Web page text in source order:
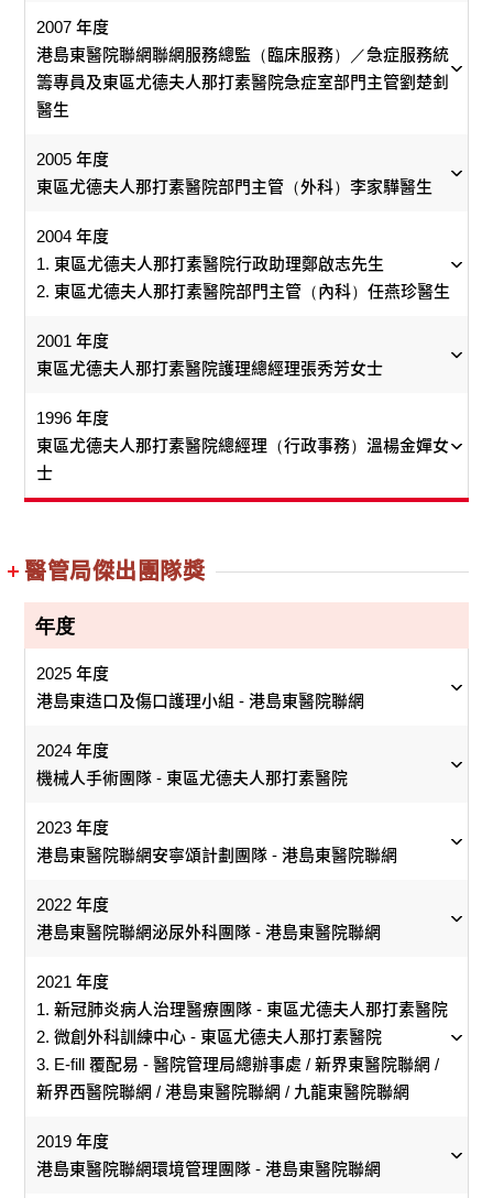
護士出身的梁翠瑩，90年代完成助產士課程後，便在
1993年加入東區醫院當婦產科「開荒牛」，其後在
1996年協助該院開展半私家病房服務，直至2003年
「沙士」爆發，半私家病房轉型為「沙士」病房，她
帶著團隊走到抗疫前線。「沙士」過後，半私家病房
沒有重開服務，翠瑩被安排至急症內科病房工作。
突然「空降」到內科擔任護士長，難免被人質疑其能
力，翠瑩坦言，「我在內科工作的三年，最難忘首三
技巧。」面對苦日子，她緊記「用心」和「承擔」來
跨過難關。「我記得當年的午飯時間，全用來『刨
過徹夜不眠細閱新型號呼吸機的說明書，當醫生提問
如何使用時，唯我能即時作出正確示範。」翠瑩肯學
也逐漸接受這位「外行人」。
2007年，翠瑩重返婦產科協助開展私家病房的服務，
到2020年再次帶著團隊迎戰2019冠狀病毒病。回首過
去，在內科工作的歲月是翠瑩人生的轉捩點，昔日在
「優秀領袖」，家人眼中的「晶瑩翡翠」。
為，服務模式要因時制宜，譬如從前公立醫院一床難
求，30年後的今天，日間服務成為新趨勢，故不能只
停留於「加床加人」的階段，還要思考如何將有限資
源發揮最大的作用，這就是資源「再造」。
服務模式要改進，人的思維也要進步。他說：「以前
我學醫是師徒制，做手術時多數跟師傅的做法；不
過，現今的年輕醫生都會自行在網上找案例，主動提
出疑問，我也要不斷學習，才能與他們有交流，達至
教學相長。」
高醫生亦很重視團隊合作，聆聽不同崗位同事的意
見，以突破固有思維。以他負責統籌的港島東眼科服
打素醫院和東華東院各自安排合適的白內障病人進行
日間手術和處理住院個案，但前線同事卻主動提出由
政和資訊科技同事的支援，可避免出現重複或遺漏跟
暢。我覺得這個方法比我的還好，因為我未必很了解
最前線運作，所以聆聽同事意見是很重要的，計劃預
計在今年第三季實施。」
護士學校教書逾十年，後來轉至東區尤德夫人那打素醫院
婦產科，重拾前線工作。2007年她重執教鞭，於當時的護
校教導登記護士，直至2011年出任部門運作經理一職至
今。
回想過往職涯點滴，她很高興有機會在前線照顧病人、在
護校培育下一代助產士和在幕後規劃婦產科部門的未來發
展，當中尤以教書的歲月最令她回味。記得有次在護校周
會分享生活瑣事，說自己當時為減壓，偶然買餸後會到住
所附近的遊戲機中心玩一會才回家，後來不時有同事（當
讓她明白生活交流有助建立師生關係，是教導的好方法。
不過，她笑言，自己倒希望學生記得當年的教導，再傳給
在助產士的專業上，梁慧玲說：「將經驗傳給下一代固然
重要，但當白衣天使的態度和精神亦不可缺，因此我常跟
學生和同事說，新生命的誕生對家庭來說是非常重要的經
助產士在準媽媽懷孕至生育的旅程中，扮演相當重要的角
色，給父母美好和難忘經歷至為重要。」
「好的精神科醫生就像偵探，要全面了解病人的背景、內
心世界和病徵等，再與病人多聊天、多溝通，才能綜合所
有資料作出分析，對症下藥。」鄧麗華醫生說。
鄧醫生深信，精神病康復者不只需要臨床治療，地區支援
同樣重要，因此，90年代後期開始積極在地區開拓精神科
案。她說，近年精神科服務發展趨向以社區為本的治療。
醫管局已加強支援社區內的精神病患者，與社會福利署資
助的精神健康綜合社區中心合作，協助精神病患者和復康
人士融入社區生活，並及早識別有風險的個案，提供適時
的支援。她同時強調為住院病人訂立「復元為本」計劃，
行醫35年，她最初鍾情內科，後來因緣際會，與精神科結
下不解緣。她自2005年起擔任多項要職，包括東區尤德夫
人那打素醫院精神科部門主管、港島東醫院聯網精神健康
動醫社合作、與團隊及社區伙伴共同拓展「復元」理念
等。她領導團隊「度蹺」開展各項服務計劃，成績卓越，
在2005年奪得東區醫院的傑出團隊獎，2006年和2010年獲
退休在即的鄧醫生，由始而終都有個簡單心願，就是希望
香港成為精神健康友善社會，多方攜手消除誤解及標籤，
讓需要精神健康支援的人活出豐盛人生。
東區尤德夫人那打素醫院部門主管（深切治療科）殷榮華
今年傑出員工之一的殷榮華醫生，是位極具親和力的主
德夫人那打素醫院，擔任深切治療科部門主管至今。多年
來，個人和團隊獲獎無數，他曾帶領團隊在2016年憑「病
人家屬滿意度增進計劃」獲得醫管局優異團隊獎。
建立一支齊心的團隊是主管的重要工作，說易行難，但殷
醫生卻做到了。他為同事締造和諧的工作環境，亦憑其親
和力，令同事與他有商有量，「我相信要與同事關係良
好，將他們凝聚在一起，他們才敢說出自己想法和接納我
的意見。」
足。殷醫生解釋：「深切治療部的病人上一秒可以好端
端，下一秒有可能突然變差，所以團隊要有很好的默契，
隨時為病人提供最適切的治療；而我們的交更會，早午各
一次，風雨不改。近年，我在早上時段加插讀書會，由年
資較淺的醫生分享一篇醫學文章，即場接受提問，希望提
升醫護質素。」
回顧過去，他最難忘2009年豬流感時，試行向內科借用體
外膜氧合機（人工心肺機）治療肺衰竭病人。結果，由
2009年10月至2010年8月，成功救回十多名病人，之後其
他醫院亦相繼仿傚。
另外，殷醫生和同事早年積極爭取在公立醫院設置高壓
艙，讓患有漁夫病、一氧化碳中毒、糖尿病傷口、壞死性
療，改善病況。今年，他的願望終於實現，年初公立醫院
首部高壓艙在東區醫院安裝，目前在測試階段，預計今年
可投入服務。
東區尤德夫人那打素醫院總醫院管事梁洪寬先生
每位成功男人背後都有一個女人，而一間成功醫院背後，
就要有位出色的管事，才能把醫院打理得頭頭是道。總醫
院管事梁洪寬（寬哥）正是東區尤德夫人那打素醫院背後
寬哥在1985年入職醫院事務署，當1991年醫管局成立時，
構，所以就轉入醫管局，並於1993年加入東區醫院，「一
腳踢」負責管理清潔部、院內外運輸、保安部和維修部等
約100名員工。
當時行政總經理建議的「預防維修保養計劃」，每月與支
抽風設備等，確保運作正常，若發現異樣，立即處理，避
免日後維修需時而影響病房服務。(2) 1998年於管事部辦
公室成立 一站式支援服務控制室，將清潔、運輸、保安監
控系统、鎖匙管理系統、宿舍管理等支援服務，集中於管
提高環境安全。
心工作，做管事都可以是一份好有意義的工作。最難忘是
在2000年2月28日，東座3樓的精神科病房發現炸彈一事。
當時警方評估，要立即疏散約400名二至四樓的病人和同
事，最困難是要疏散禁閉式病房的精神病人到天台，既不
現的失控行為。幸好，各同事齊心協力，順利疏散所有
人，讓警方引爆炸彈，有驚無險。」
寬哥將青春奉獻給東區醫院，也從東區醫院覓得一位賢
妻。話說寬哥當年因工作關係認識了任宿舍舍監的太太，
東區尤德夫人那打素醫院殮房主任林慶權先生
得到醫生講解生物及人體解剖等知識，從而對理科產生興
趣，故此每當殮房主任放假，他都請纓替假；亦因這份主
「我有宗教信仰，對鬼神從來就覺得沒有甚麼可怕，平時
工作我常是最後離開殮房的一個。」東區尤德夫人那打素
醫院臨床病理學部殮房主任林慶權說，「更重要的是，這
務，同時協調港島東聯網的殮房服務。
在殮房工作，面對不少離別的悲傷，林慶權盡量想辦法讓
逝者家人早日釋懷，亦減低逝者家人處理親人身後事上耗
「永寧軒」禮堂服務，讓死者家人免費借用舉行送別儀
式；其後再在前年設立「釋懷室」，供遺屬陪伴及瞻仰逝
的一份安慰。
射頻辨識系統」，令辨認遺體多一重保障，亦可適時掌握
遺體的存放量。至今已有12間醫院採用這個系統。
回望過去的工作，令林慶權感到高興的是年輕人對殮房的
工作逐漸接受，「 以往很多人會認為，只有年紀大或學歷
低的人才到殮房做事。但在我們這裡工作的職員，平均年
齡只是30多歲，最年輕的是23歲，而所有殮房服務員及助
2007 年度
港島東醫院聯網聯網服務總監（臨床服務）／急症服務統
籌專員及東區尤德夫人那打素醫院急症室部門主管劉楚釗
醫生
港島東醫院聯網聯網服務總監（臨床服務）／急症服務統
籌專員及東區尤德夫人那打素醫院急症室部門主管劉楚釗
醫生
劉楚釗醫生致力為病人提供全人治療，他在急症專科、醫
為追求卓越的專業質素和發展，劉醫生為急症科的醫護人
溝通技巧課程。為提升急症室的服務質素，他與有關部門
作出協調，擬定一套跨科別和具效率的災難緊急應變計
劃，並制定推行共同常規，以減少不必要的急症室覆診和
劉醫生「隨時候命」的積極工作態度，也常在非臨床的環
外，他也在政府飛行服務隊內擔當高級飛行醫生，也動員
其他志願醫生及護士與飛行服務隊合作，義務提供醫療服
的拯救行動，並向受南亞海嘯影響的港人提供援助。劉醫
生鍥而不捨、救急扶危的精神，充分彰顯了醫生的高度專
2005 年度
東區尤德夫人那打素醫院部門主管（外科）李家驊醫生
東區尤德夫人那打素醫院部門主管（外科）李家驊醫生
1月創立全球首間綜合內鏡微創手術室，使微創外科手術
發展更跨一大步。
的專業團隊。他十分重視同事的事業發展，致力培訓他
們，並讓他們積極參與研究工作。李醫生出色的工作表
現，為同事、病人、社會大眾，以至國際醫療業所敬重。
2004 年度
1. 東區尤德夫人那打素醫院行政助理鄭啟志先生
2. 東區尤德夫人那打素醫院部門主管（內科）任燕珍醫生
1.
東區尤德夫人那打素醫院行政助理鄭啟志先生
縱使阿志的職位是行政助理，但他的工作量及表現遠
遠超越一位行政助理的要求。阿志非常能幹，能夠同
時管理醫療視聽製作部及微切口外科訓練中心事務。
他亦善於操控各種視聽器材及掌握有關最新科技，他
態度深得醫院同事愛戴。
2.
東區尤德夫人那打素醫院部門主管（內科）任燕珍醫
任醫生為醫療界付出極大貢獻，她對工作的投入是毋
容置疑。她勇於承擔各項資源管理先導計劃，並善於
培訓同事，為同僚樹立好榜樣。在「沙士」期間憑著
帶領他們以永不言倦的精神共渡困境。
2001 年度
東區尤德夫人那打素醫院護理總經理張秀芳女士
東區尤德夫人那打素醫院護理總經理張秀芳女士
張女士建立「矜憫為懷」的護理文化，對增強員工培訓及
及效率，以配合不同部門的運作。她提倡關懷病人及善於
在困難時刻下善用資源。在她的推動下，東區醫院護理同
革。近年她的護理職系更成功取得ISO 9002証書。
1996 年度
東區尤德夫人那打素醫院總經理（行政事務）溫楊金嬋女
士
溫女士可說是「領導文化、屢創佳績」的典範。溫女士成
功改變了下屬的工作文化和心態，促使他們視前線同事為
顧客，從而提供以客為尊的行政服務。這文化更發揚光
大，推動其它同事為病人提供優質的醫療護理。她領導所
醫管局傑出團隊獎
年度
2025 年度
港島東造口及傷口護理小組 - 港島東醫院聯網
港島東造口及傷口護理小組
港島東醫院聯網
「如果我是病人，會希望醫護怎樣幫我？」設身處地體會
病人痛楚，急病人所急——這份信念推動港島東醫院聯網
2024 年度
機械人手術團隊 - 東區尤德夫人那打素醫院
2023 年度
港島東醫院聯網安寧頌計劃團隊 - 港島東醫院聯網
2022 年度
港島東醫院聯網泌尿外科團隊 - 港島東醫院聯網
2021 年度
1. 新冠肺炎病人治理醫療團隊 - 東區尤德夫人那打素醫院
2. 微創外科訓練中心 - 東區尤德夫人那打素醫院
3. E-fill 覆配易 - 醫院管理局總辦事處 / 新界東醫院聯網 /
新界西醫院聯網 / 港島東醫院聯網 / 九龍東醫院聯網
1.
2.
3.
2019 年度
港島東醫院聯網環境管理團隊 - 港島東醫院聯網